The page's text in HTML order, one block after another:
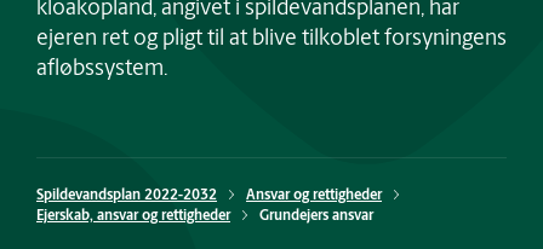
kloakopland, angivet i spildevandsplanen, har
ejeren ret og pligt til at blive tilkoblet forsyningens
afløbssystem.
Spildevandsplan 2022-2032
Ansvar og rettigheder
Ejerskab, ansvar og rettigheder
Grundejers ansvar